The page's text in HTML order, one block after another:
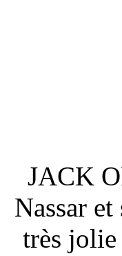
JACK
Nassar
très jolie